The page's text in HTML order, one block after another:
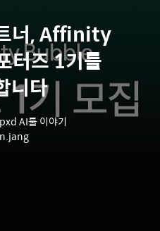
너, Affinity
터즈 1기를
니다
pxd AI툴 이야기